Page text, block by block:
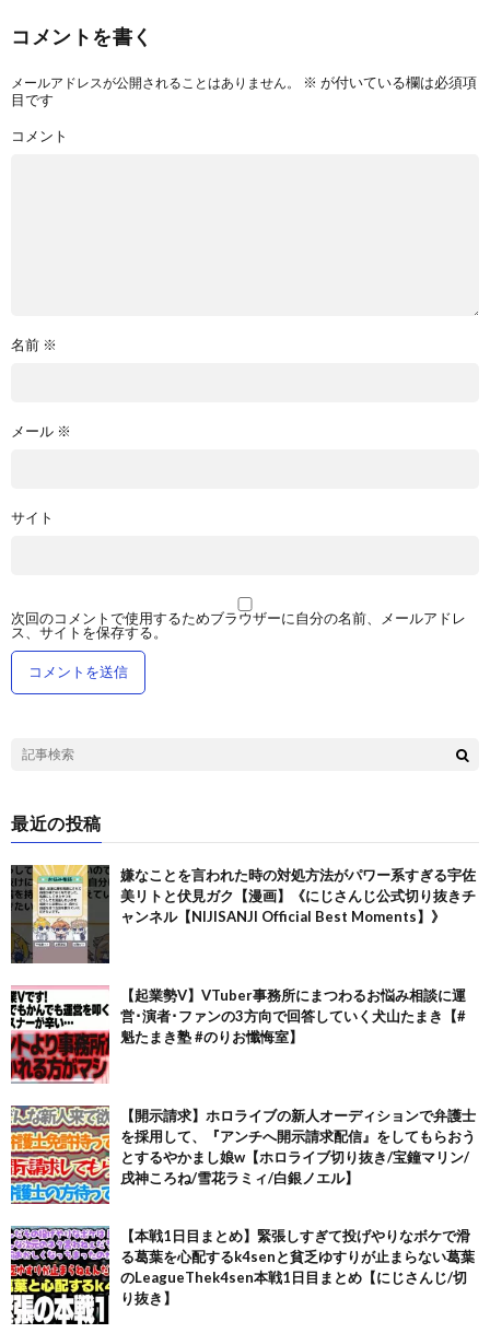
コメントを書く
メールアドレスが公開されることはありません。 ※ が付いている欄は必須項
目です
コメント
名前 ※
メール ※
サイト
次回のコメントで使用するためブラウザーに自分の名前、メールアドレ
ス、サイトを保存する。
最近の投稿
嫌なことを言われた時の対処方法がパワー系すぎる宇佐
美リトと伏見ガク【漫画】《にじさんじ公式切り抜きチ
ャンネル【NIJISANJI Official Best Moments】》
【起業勢V】VTuber事務所にまつわるお悩み相談に運
営･演者･ファンの3方向で回答していく犬山たまき【#
魁たまき塾 #のりお懺悔室】
【開示請求】ホロライブの新人オーディションで弁護士
を採用して、『アンチへ開示請求配信』をしてもらおう
とするやかまし娘w【ホロライブ切り抜き/宝鐘マリン/
戌神ころね/雪花ラミィ/白銀ノエル】
【本戦1日目まとめ】緊張しすぎて投げやりなボケで滑
る葛葉を心配するk4senと貧乏ゆすりが止まらない葛葉
のLeagueThek4sen本戦1日目まとめ【にじさんじ/切
り抜き】